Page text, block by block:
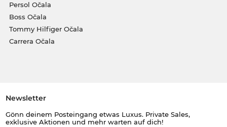
Persol Očala
Boss Očala
Tommy Hilfiger Očala
Carrera Očala
Newsletter
Gönn deinem Posteingang etwas Luxus. Private Sales,
exklusive Aktionen und mehr warten auf dich!